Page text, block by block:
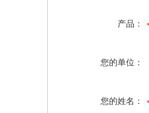
产品：
您的单位：
您的姓名：